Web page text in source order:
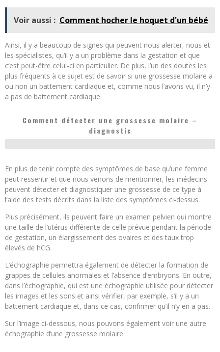
Voir aussi : Comment hocher le hoquet d'un bébé
Ainsi, il y a beaucoup de signes qui peuvent nous alerter, nous et
les spécialistes, qu’il y a un problème dans la gestation et que
c’est peut-être celui-ci en particulier. De plus, l’un des doutes les
plus fréquents à ce sujet est de savoir si une grossesse molaire a
ou non un battement cardiaque et, comme nous l’avons vu, il n’y
a pas de battement cardiaque.
Comment détecter une grossesse molaire –
diagnostic
En plus de tenir compte des symptômes de base qu’une femme
peut ressentir et que nous venons de mentionner, les médecins
peuvent détecter et diagnostiquer une grossesse de ce type à
l’aide des tests décrits dans la liste des symptômes ci-dessus.
Plus précisément, ils peuvent faire un examen pelvien qui montre
une taille de l’utérus différente de celle prévue pendant la période
de gestation, un élargissement des ovaires et des taux trop
élevés de hCG.
L’échographie permettra également de détecter la formation de
grappes de cellules anormales et l’absence d’embryons. En outre,
dans l’échographie, qui est une échographie utilisée pour détecter
les images et les sons et ainsi vérifier, par exemple, s’il y a un
battement cardiaque et, dans ce cas, confirmer qu’il n’y en a pas.
Sur l’image ci-dessous, nous pouvons également voir une autre
échographie d’une grossesse molaire.